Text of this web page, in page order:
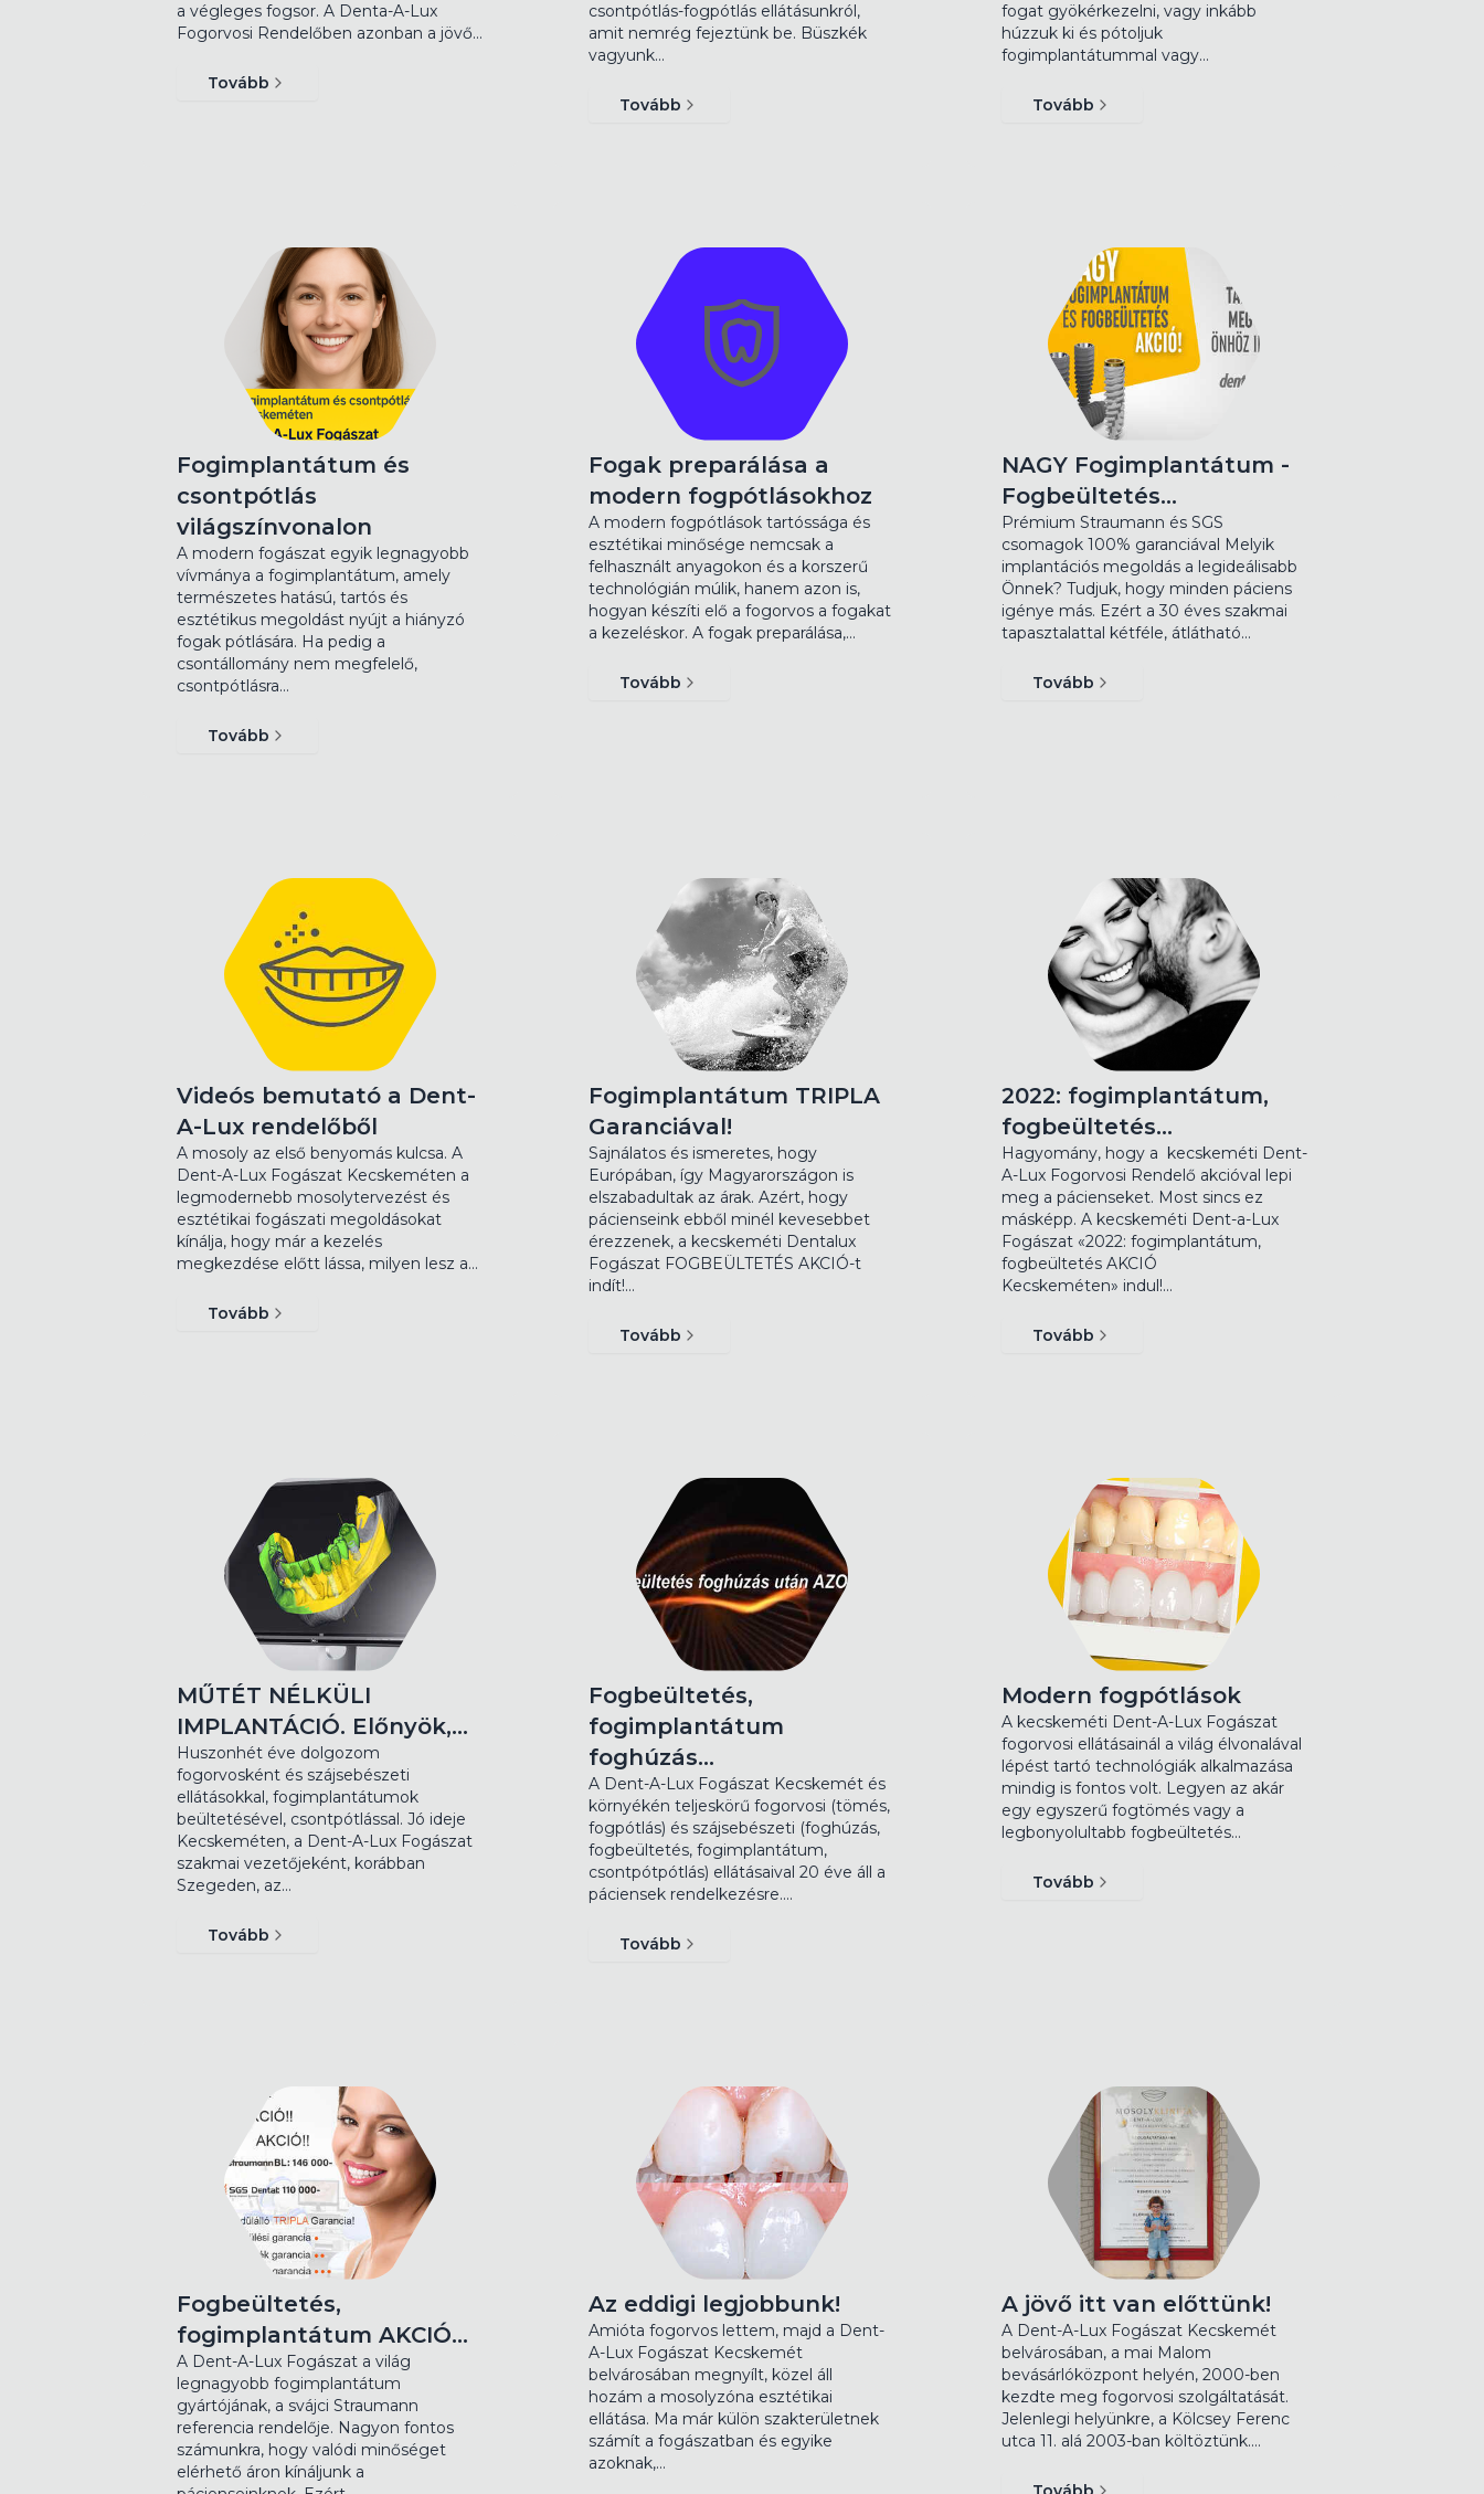
a végleges fogsor. A Denta-A-Lux
Fogorvosi Rendelőben azonban a jövő…
Tovább
csontpótlás-fogpótlás ellátásunkról,
amit nemrég fejeztünk be. Büszkék
vagyunk…
Tovább
fogat gyökérkezelni, vagy inkább
húzzuk ki és pótoljuk
fogimplantátummal vagy…
Tovább
Fogimplantátum és
csontpótlás
világszínvonalon
A modern fogászat egyik legnagyobb
vívmánya a fogimplantátum, amely
természetes hatású, tartós és
esztétikus megoldást nyújt a hiányzó
fogak pótlására. Ha pedig a
csontállomány nem megfelelő,
csontpótlásra…
Tovább
Fogak preparálása a
modern fogpótlásokhoz
A modern fogpótlások tartóssága és
esztétikai minősége nemcsak a
felhasznált anyagokon és a korszerű
technológián múlik, hanem azon is,
hogyan készíti elő a fogorvos a fogakat
a kezeléskor. A fogak preparálása,…
Tovább
NAGY Fogimplantátum -
Fogbeültetés…
Prémium Straumann és SGS
csomagok 100% garanciával Melyik
implantációs megoldás a legideálisabb
Önnek? Tudjuk, hogy minden páciens
igénye más. Ezért a 30 éves szakmai
tapasztalattal kétféle, átlátható…
Tovább
Videós bemutató a Dent-
A-Lux rendelőből
A mosoly az első benyomás kulcsa. A
Dent-A-Lux Fogászat Kecskeméten a
legmodernebb mosolytervezést és
esztétikai fogászati megoldásokat
kínálja, hogy már a kezelés
megkezdése előtt lássa, milyen lesz a…
Tovább
Fogimplantátum TRIPLA
Garanciával!
Sajnálatos és ismeretes, hogy
Európában, így Magyarországon is
elszabadultak az árak. Azért, hogy
pácienseink ebből minél kevesebbet
érezzenek, a kecskeméti Dentalux
Fogászat FOGBEÜLTETÉS AKCIÓ-t
indít!…
Tovább
2022: fogimplantátum,
fogbeültetés…
Hagyomány, hogy a kecskeméti Dent-
A-Lux Fogorvosi Rendelő akcióval lepi
meg a pácienseket. Most sincs ez
másképp. A kecskeméti Dent-a-Lux
Fogászat «2022: fogimplantátum,
fogbeültetés AKCIÓ
Kecskeméten» indul!…
Tovább
MŰTÉT NÉLKÜLI
IMPLANTÁCIÓ. Előnyök,…
Huszonhét éve dolgozom
fogorvosként és szájsebészeti
ellátásokkal, fogimplantátumok
beültetésével, csontpótlással. Jó ideje
Kecskeméten, a Dent-A-Lux Fogászat
szakmai vezetőjeként, korábban
Szegeden, az…
Tovább
Fogbeültetés,
fogimplantátum
foghúzás…
A Dent-A-Lux Fogászat Kecskemét és
környékén teljeskörű fogorvosi (tömés,
fogpótlás) és szájsebészeti (foghúzás,
fogbeültetés, fogimplantátum,
csontpótpótlás) ellátásaival 20 éve áll a
páciensek rendelkezésre.…
Tovább
Modern fogpótlások
A kecskeméti Dent-A-Lux Fogászat
fogorvosi ellátásainál a világ élvonalával
lépést tartó technológiák alkalmazása
mindig is fontos volt. Legyen az akár
egy egyszerű fogtömés vagy a
legbonyolultabb fogbeültetés…
Tovább
Fogbeültetés,
fogimplantátum AKCIÓ…
A Dent-A-Lux Fogászat a világ
legnagyobb fogimplantátum
gyártójának, a svájci Straumann
referencia rendelője. Nagyon fontos
számunkra, hogy valódi minőséget
elérhető áron kínáljunk a
Az eddigi legjobbunk!
Amióta fogorvos lettem, majd a Dent-
A-Lux Fogászat Kecskemét
belvárosában megnyílt, közel áll
hozám a mosolyzóna esztétikai
ellátása. Ma már külön szakterületnek
számít a fogászatban és egyike
azoknak,…
A jövő itt van előttünk!
A Dent-A-Lux Fogászat Kecskemét
belvárosában, a mai Malom
bevásárlóközpont helyén, 2000-ben
kezdte meg fogorvosi szolgáltatását.
Jelenlegi helyünkre, a Kölcsey Ferenc
utca 11. alá 2003-ban költöztünk.…